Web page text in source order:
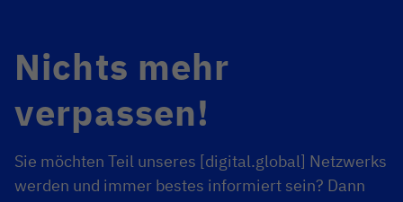
Nichts mehr
verpassen!
Sie möchten Teil unseres [digital.global] Netzwerks
werden und immer bestes informiert sein? Dann